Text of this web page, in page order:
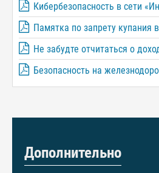
Кибербезопасность в сети
Памятка по запрету купания
Не забудте отчитаться о
Безопасность на
Дополнительно